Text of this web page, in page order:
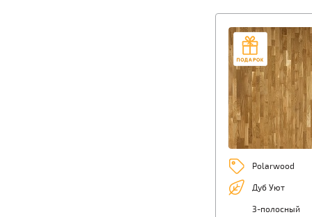
Polarwood
Дуб Уют
3-полосный